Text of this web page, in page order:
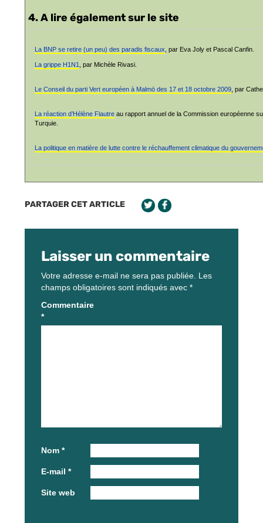
4. A lire également sur le site
La BNP se retire (un peu) des paradis fiscaux , par Eva Joly et Pascal Canfin.
La grippe H1N1 , par Michèle Rivasi.
Le Conseil du parti Vert européen à Malmö des 17 et 18 octobre 2009 , par
La réaction d’Hélène Flautre au rapport annuel de la Commission européenne
Turquie.
La politique en matière de lutte contre le réchauffement climatique du
PARTAGER CET ARTICLE
Laisser un commentaire
Votre adresse e-mail ne sera pas publiée. Les
champs obligatoires sont indiqués avec *
Commentaire
*
Nom *
E-mail *
Site web